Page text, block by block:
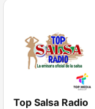
Top Salsa Radio